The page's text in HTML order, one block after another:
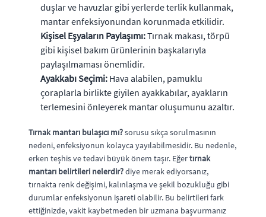
duşlar ve havuzlar gibi yerlerde terlik kullanmak,
mantar enfeksiyonundan korunmada etkilidir.
Kişisel Eşyaların Paylaşımı:Tırnak makası, törpü
gibi kişisel bakım ürünlerinin başkalarıyla
paylaşılmaması önemlidir.
Ayakkabı Seçimi: Hava alabilen, pamuklu
çoraplarla birlikte giyilen ayakkabılar, ayakların
terlemesini önleyerek mantar oluşumunu azaltır.
Tırnak mantarı bulaşıcı mı?sorusu sıkça sorulmasının
nedeni, enfeksiyonun kolayca yayılabilmesidir. Bu nedenle,
erken teşhis ve tedavi büyük önem taşır. Eğertırnak
mantarı belirtileri nelerdir?diye merak ediyorsanız,
tırnakta renk değişimi, kalınlaşma ve şekil bozukluğu gibi
durumlar enfeksiyonun işareti olabilir. Bu belirtileri fark
ettiğinizde, vakit kaybetmeden bir uzmana başvurmanız